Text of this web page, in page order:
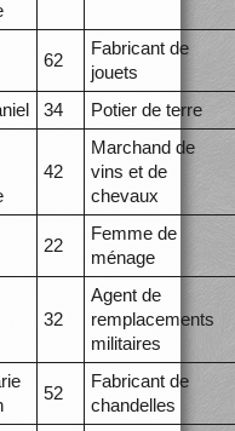
62
Fabricant de
jouets
34 Potier de terre
42
Marchand de
vins et de
chevaux
22
Femme de
ménage
32
Agent de
remplacements
militaires
52
Fabricant de
chandelles